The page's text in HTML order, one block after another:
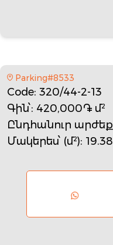
Parking#8533
Code: 320/44-2-13
Գին՝: 420,000֏ մ²
Ընդհանուր արժեք
Մակերես՝ (մ²): 19.38